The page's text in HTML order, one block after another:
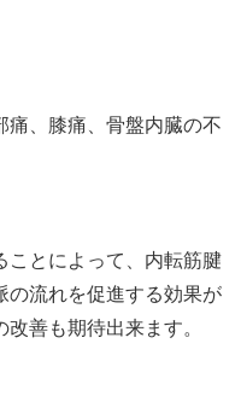
痛、膝痛、骨盤内臓の不
ことによって、内転筋腱
の流れを促進する効果が
善も期待出来ます。